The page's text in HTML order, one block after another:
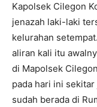
Kapolsek Cilegon
jenazah laki-laki
kelurahan
aliran kali itu
di Mapolsek
pada hari ini sekitar
sudah berada di